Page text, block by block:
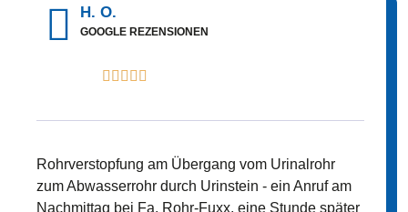
H. O.
GOOGLE REZENSIONEN
    
Rohrverstopfung am Übergang vom Urinalrohr
zum Abwasserrohr durch Urinstein - ein Anruf am
Nachmittag bei Fa. Rohr-Fuxx, eine Stunde später